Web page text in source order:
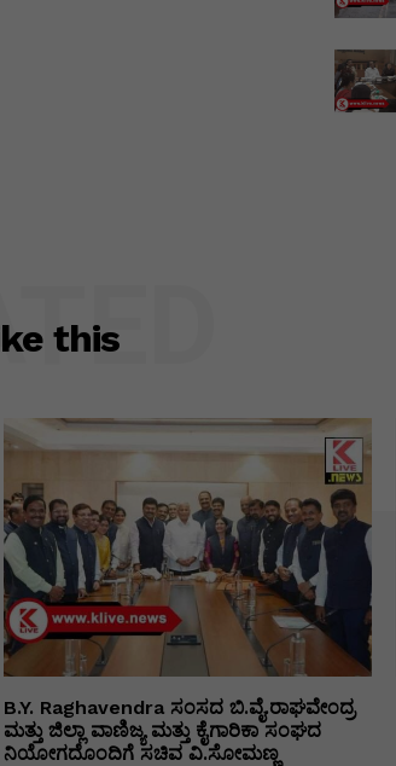
this
B.Y. Raghavendra ಸಂಸದ ಬಿ.ವೈ.ರಾಘವೇಂದ್ರ
ಮತ್ತು ಜಿಲ್ಲಾ ವಾಣಿಜ್ಯ ಮತ್ತು ಕೈಗಾರಿಕಾ ಸಂಘದ
ನಿಯೋಗದೊಂದಿಗೆ ಸಚಿವ ವಿ‌.ಸೋಮಣ್ಣ